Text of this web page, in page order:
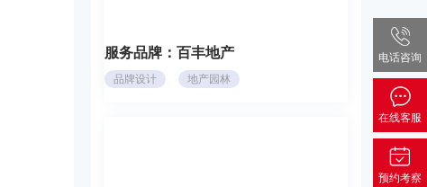
服务品牌： 百丰地产
品牌设计 地产园林
电话咨询
在线客服
预约考察